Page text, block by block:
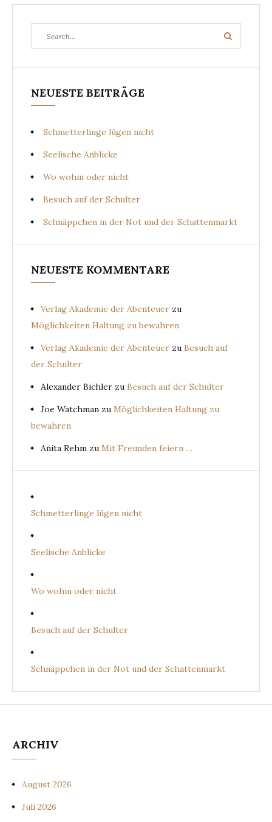
for:
Search
NEUESTE BEITRÄGE
Schmetterlinge lügen nicht
Seelische Anblicke
Wo wohin oder nicht
Besuch auf der Schulter
Schnäppchen in der Not und der Schattenmarkt
NEUESTE KOMMENTARE
Verlag Akademie der Abenteuer zu
Möglichkeiten Haltung zu bewahren
Verlag Akademie der Abenteuer zu Besuch auf
der Schulter
Alexander Bichler zu Besuch auf der Schulter
Joe Watchman zu Möglichkeiten Haltung zu
bewahren
Anita Rehm zu Mit Freunden feiern …
Schmetterlinge lügen nicht
Seelische Anblicke
Wo wohin oder nicht
Besuch auf der Schulter
Schnäppchen in der Not und der Schattenmarkt
ARCHIV
August 2026
Juli 2026